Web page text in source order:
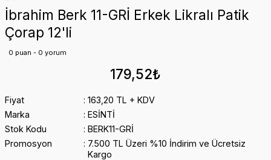
İbrahim Berk 11-GRİ Erkek Likralı Patik
Çorap 12'li
0 puan - 0 yorum
179,52₺
Fiyat
163,20 TL + KDV
Marka
ESİNTİ
Stok Kodu
BERK11-GRİ
Promosyon
7.500 TL Üzeri %10 İndirim ve Ücretsiz
Kargo